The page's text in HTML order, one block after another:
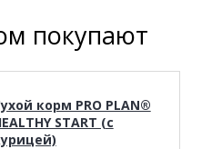
покупают
корм PRO PLAN®
START (с